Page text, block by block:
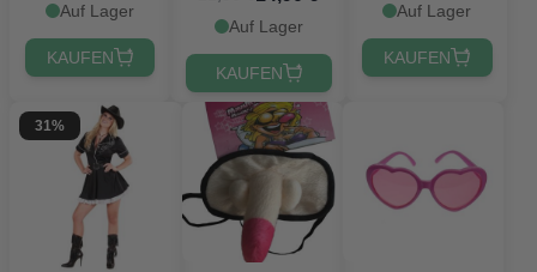
Auf Lager
KAUFEN
Auf Lager
KAUFEN
220 ml
Auf Lager
KAUFEN
31%